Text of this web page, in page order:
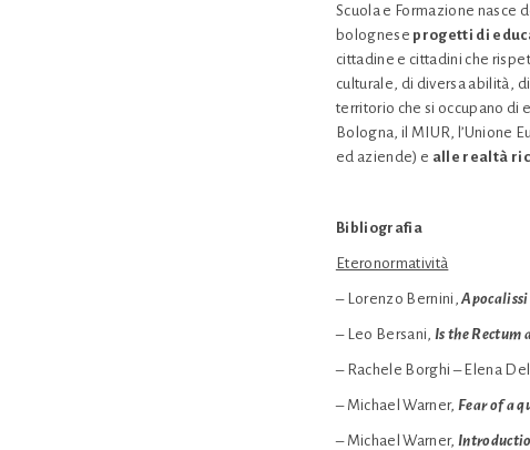
Scuola e Formazione nasce
bolognese progetti di
cittadine e cittadini che
culturale, di diversa abilità,
territorio che si occupano di
Bologna, il MIUR, l’Unione
ed aziende) e alle realtà
Bibliografia
Eteronormatività
– Lorenzo Bernini,
– Leo Bersani, Is the Rectum
– Rachele Borghi – Elena
– Michael Warner, Fear of a
– Michael Warner,